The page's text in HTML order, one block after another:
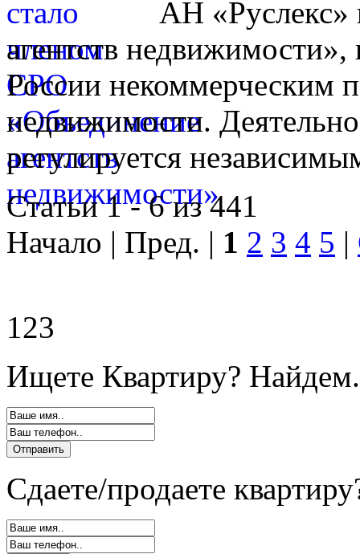
АН «Руслекс»
агентств недвижимости»,
России некоммерческим
недвижимости.
регулируется
Статьи 1 - 6 из 441
Начало | Пред. | 1 2 3 4 5 |
123
Ищете Квартиру?
Сдаете/продаете